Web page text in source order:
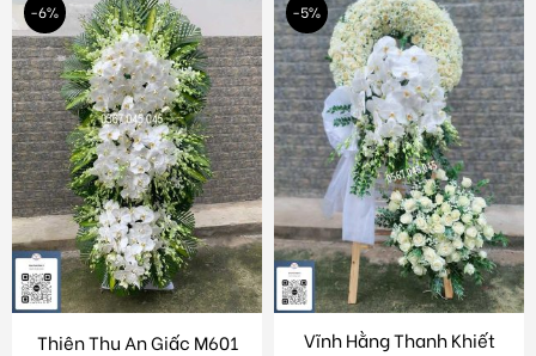
-6%
Thiên Thu An Giấc M601
-5%
Vĩnh Hằng Thanh Khiết